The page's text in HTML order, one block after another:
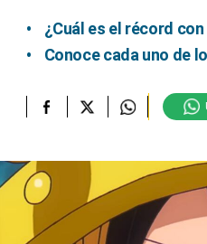
¿Cuál es el récord con
Conoce cada uno de